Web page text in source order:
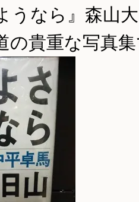
うなら』森山
の貴重な写真